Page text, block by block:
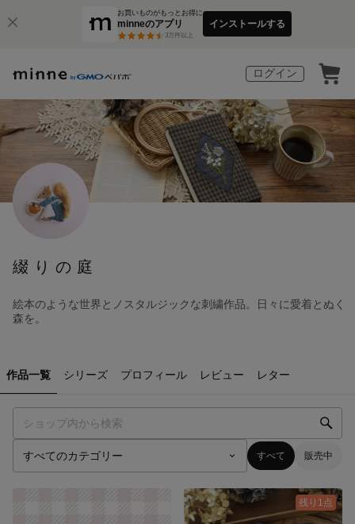
お買いものがもっとお得に
minneのアプリ
3万件以上
インストールする
ログイン
綴りの庭
絵本のような世界とノスタルジックな刺繍作品。日々に愛着とぬく
森を。
作品一覧 シリーズ プロフィール レビュー レター
すべて 販売中
残り1点